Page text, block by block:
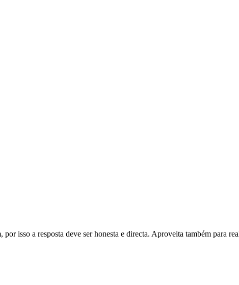
isso a resposta deve ser honesta e directa. Aproveita também para